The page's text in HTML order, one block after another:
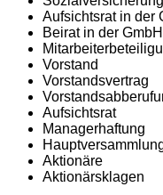
Aufsichtsrat in der
Beirat in der GmbH
Vorstand
Vorstandsvertrag
Aufsichtsrat
Managerhaftung
Aktionäre
Aktionärsklagen